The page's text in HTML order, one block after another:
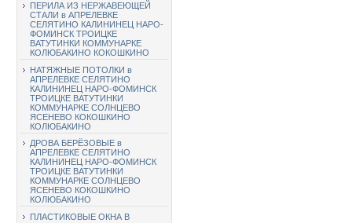
ПЕРИЛА ИЗ НЕРЖАВЕЮЩЕЙ
СТАЛИ в АПРЕЛЕВКЕ
СЕЛЯТИНО КАЛИНИНЕЦ НАРО-
ФОМИНСК ТРОИЦКЕ
ВАТУТИНКИ КОММУНАРКЕ
КОЛЮБАКИНО КОКОШКИНО
НАТЯЖНЫЕ ПОТОЛКИ в
АПРЕЛЕВКЕ СЕЛЯТИНО
КАЛИНИНЕЦ НАРО-ФОМИНСК
ТРОИЦКЕ ВАТУТИНКИ
КОММУНАРКЕ СОЛНЦЕВО
ЯСЕНЕВО КОКОШКИНО
КОЛЮБАКИНО
ДРОВА БЕРЁЗОВЫЕ в
АПРЕЛЕВКЕ СЕЛЯТИНО
КАЛИНИНЕЦ НАРО-ФОМИНСК
ТРОИЦКЕ ВАТУТИНКИ
КОММУНАРКЕ СОЛНЦЕВО
ЯСЕНЕВО КОКОШКИНО
КОЛЮБАКИНО
ПЛАСТИКОВЫЕ ОКНА В